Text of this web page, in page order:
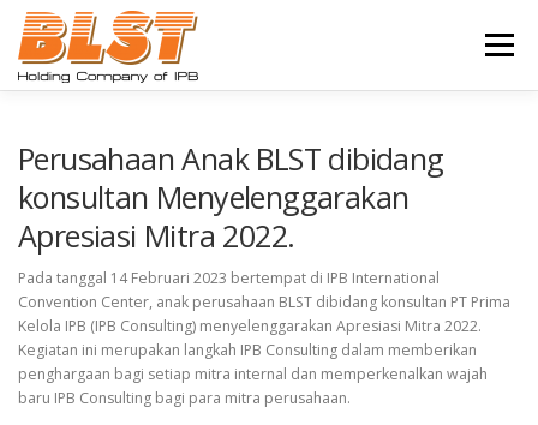
Lompat
konten
Menu
UNDUH INFORMASI BERITA
HUBUNGI KAMI
Perusahaan Anak BLST dibidang
konsultan Menyelenggarakan
Apresiasi Mitra 2022.
Pada tanggal 14 Februari 2023 bertempat di IPB International
Convention Center, anak perusahaan BLST dibidang konsultan PT Prima
Kelola IPB (IPB Consulting) menyelenggarakan Apresiasi Mitra 2022.
Kegiatan ini merupakan langkah IPB Consulting dalam memberikan
penghargaan bagi setiap mitra internal dan memperkenalkan wajah
baru IPB Consulting bagi para mitra perusahaan.